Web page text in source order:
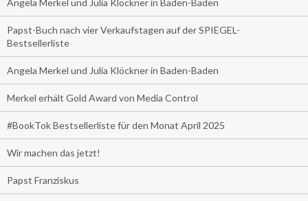
Angela Merkel und Julia Klöckner in Baden-Baden
Papst-Buch nach vier Verkaufstagen auf der SPIEGEL-
Bestsellerliste
Angela Merkel und Julia Klöckner in Baden-Baden
Merkel erhält Gold Award von Media Control
#BookTok Bestsellerliste für den Monat April 2025
Wir machen das jetzt!
Papst Franziskus